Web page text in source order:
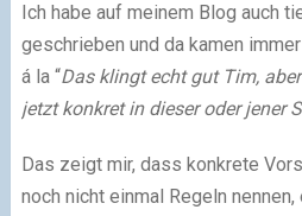
Ich habe auf meinem Blog auch
geschrieben und da kamen
á la “Das klingt echt gut Tim,
jetzt konkret in dieser oder jener
Das zeigt mir, dass konkrete
noch nicht einmal Regeln